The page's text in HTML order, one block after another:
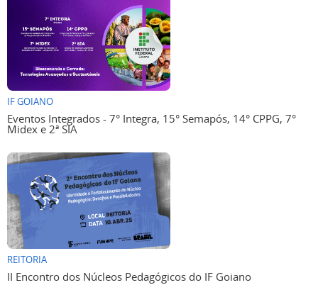
IF GOIANO
Eventos Integrados - 7° Integra, 15° Semapós, 14° CPPG, 7°
Midex e 2ª SIA
REITORIA
II Encontro dos Núcleos Pedagógicos do IF Goiano